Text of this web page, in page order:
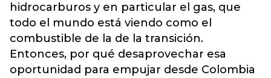
hidrocarburos y en particular el gas, que
todo el mundo está viendo como el
combustible de la de la transición.
Entonces, por qué desaprovechar esa
oportunidad para empujar desde Colombia